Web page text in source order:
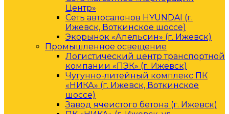
Центр»
Сеть автосалонов HYUNDAI (г.
Ижевск, Воткинское шоссе)
Экорынок «Апельсин» (г. Ижевск)
Промышленное освещение
Логистический центр транспортной
компании «ПЭК» (г. Ижевск)
Чугунно-литейный комплекс ПК
«НИКА» (г. Ижевск, Воткинское
шоссе)
Завод ячеистого бетона (г. Ижевск)